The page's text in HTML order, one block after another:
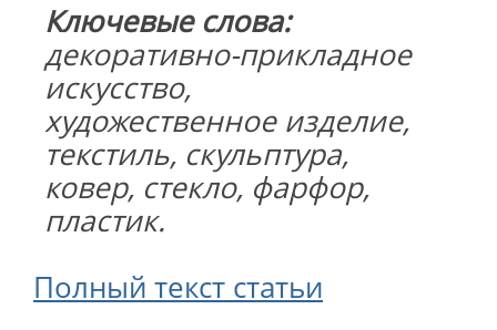
Ключевые слова:
декоративно-прикладное
искусство,
художественное изделие,
текстиль, скульптура,
ковер, стекло, фарфор,
пластик.
Полный текст статьи